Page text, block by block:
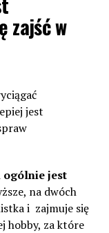
zajść w
jest
ogólnie jest
na dwóch
i zajmuje się
hobby, za które